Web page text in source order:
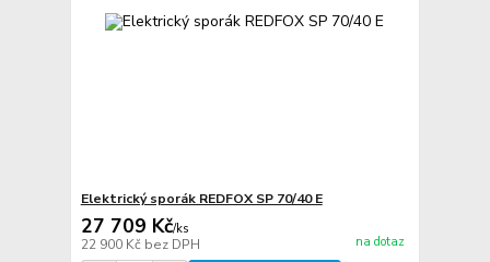
Elektrický sporák REDFOX SP 70/40 E
27 709 Kč/ks
22 900 Kč bez DPH na dotaz